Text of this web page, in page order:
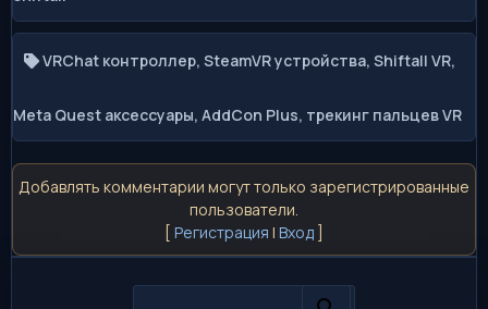
VRChat контроллер, SteamVR устройства, Shiftall VR,
Meta Quest аксессуары, AddCon Plus, трекинг пальцев VR
Добавлять комментарии могут только зарегистрированные
пользователи.
[ Регистрация | Вход ]